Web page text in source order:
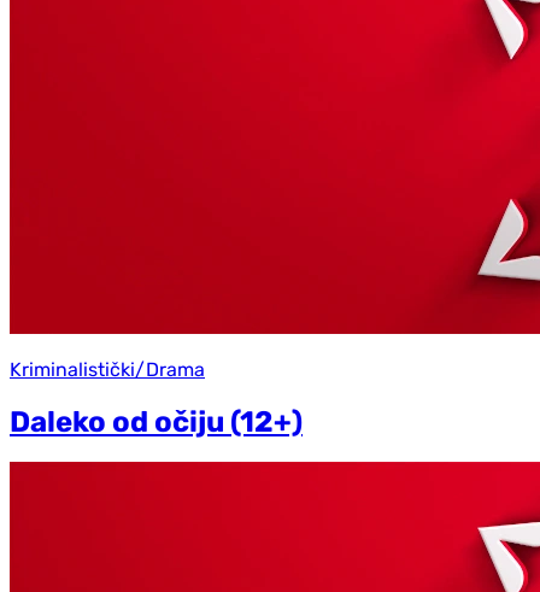
Kriminalistički/Drama
Daleko od očiju (12+)